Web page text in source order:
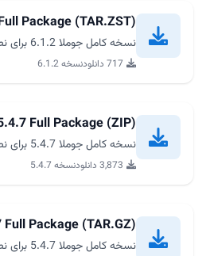
Package (TAR.ZST)
نسخه کامل جوملا 6.1.2 برای نصب جدید از joomla.org
717 دانلود نسخه 6.1.2
Full Package (ZIP)
نسخه کامل جوملا 5.4.7 برای نصب جدید از joomla.org
3,873 دانلود نسخه 5.4.7
Package (TAR.GZ)
نسخه کامل جوملا 5.4.7 برای نصب جدید از joomla.org